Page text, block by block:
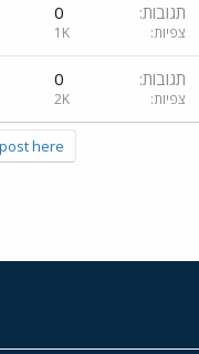
תגובות 0
צפיות 1K
תגובות 0
צפיות 2K
here.